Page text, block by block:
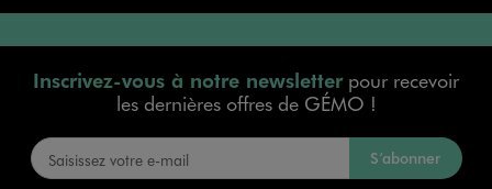
Inscrivez-vous à notre newsletterpour recevoir
les dernières offres de GÉMO !
S’abonner